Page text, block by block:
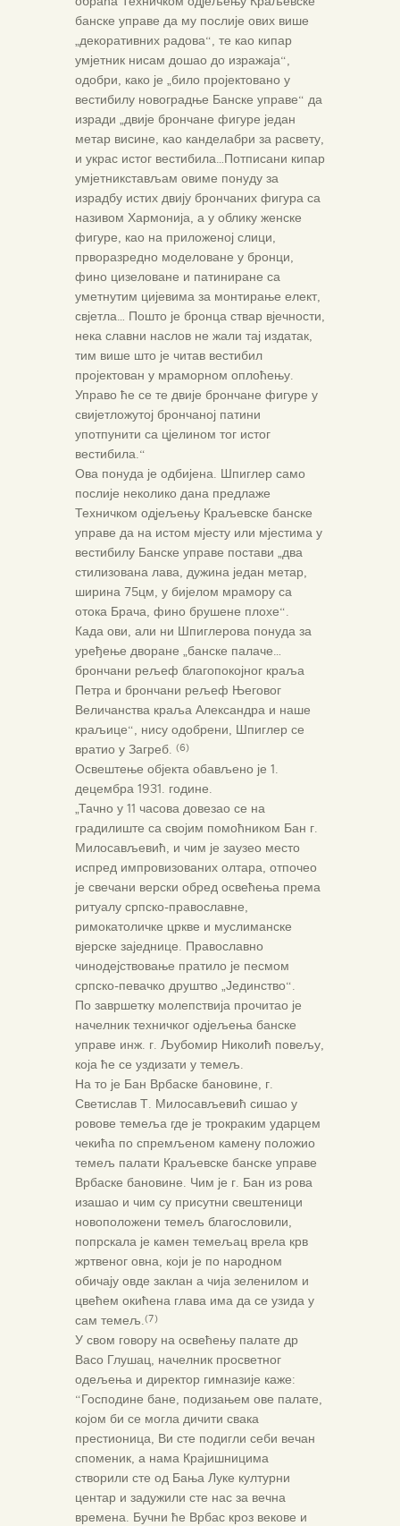
банске управе да му послије ових више
„декоративних радова“, те као кипар
умјетник нисам дошао до изражаја“,
одобри, како је „било пројектовано у
вестибилу новоградње Банске управе“ да
изради „двије брончане фигуре један
метар висине, као канделабри за расвету,
и украс истог вестибила…Потписани кипар
умјетникстављам овиме понуду за
израдбу истих двију брончаних фигура са
називом Хармонија, а у облику женске
фигуре, као на приложеној слици,
прворазредно моделоване у бронци,
фино цизеловане и патиниране са
уметнутим цијевима за монтирање елект,
свјетла… Пошто је бронца ствар вјечности,
нека славни наслов не жали тај издатак,
тим више што је читав вестибил
пројектован у мраморном оплоћењу.
Управо ће се те двије брончане фигуре у
свијетложутој брончаној патини
употпунити са цјелином тог истог
вестибила.“
Ова понуда је одбијена. Шпиглер само
послије неколико дана предлаже
Техничком одјељењу Краљевске банске
управе да на истом мјесту или мјестима у
вестибилу Банске управе постави „два
стилизована лава, дужина један метар,
ширина 75цм, у бијелом мрамору са
отока Брача, фино брушене плохе“.
Када ови, али ни Шпиглерова понуда за
уређење дворане „банске палаче…
брончани рељеф благопокојног краља
Петра и брончани рељеф Његовог
Величанства краља Александра и наше
краљице“, нису одобрени, Шпиглер се
вратио у Загреб. (6)
Освештење објекта обављено је 1.
децембра 1931. године.
„Тачно у 11 часова довезао се на
градилиште са својим помоћником Бан г.
Милосављевић, и чим је заузео место
испред импровизованих олтара, отпочео
је свечани верски обред освећења према
ритуалу српско-православне,
римокатоличке цркве и муслиманске
вјерске заједнице. Православно
чинодејствовање пратило је песмом
српско-певачко друштво „Јединство“.
По завршетку молепствија прочитао је
начелник техничког одјељења банске
управе инж. г. Љубомир Николић повељу,
која ће се уздизати у темељ.
На то је Бан Врбаске бановине, г.
Светислав Т. Милосављевић сишао у
ровове темеља где је трокраким ударцем
чекића по спремљеном камену положио
темељ палати Краљевске банске управе
Врбаске бановине. Чим је г. Бан из рова
изашао и чим су присутни свештеници
новоположени темељ благословили,
попрскала је камен темељац врела крв
жртвеног овна, који је по народном
обичају овде заклан а чија зеленилом и
цвећем окићена глава има да се узида у
сам темељ.(7)
У свом говору на освећењу палате др
Васо Глушац, начелник просветног
одељења и директор гимназије каже:
“Господине бане, подизањем ове палате,
којом би се могла дичити свака
престионица, Ви сте подигли себи вечан
споменик, а нама Крајишницима
створили сте од Бања Луке културни
центар и задужили сте нас за вечна
времена. Бучни ће Врбас кроз векове и